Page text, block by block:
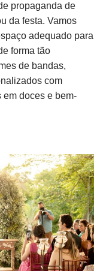
propaganda de
da festa. Vamos
adequado para
forma tão
de bandas,
com
em doces e bem-